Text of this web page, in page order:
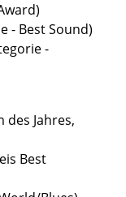
- Best Sound)
-
des Jahres,
Best